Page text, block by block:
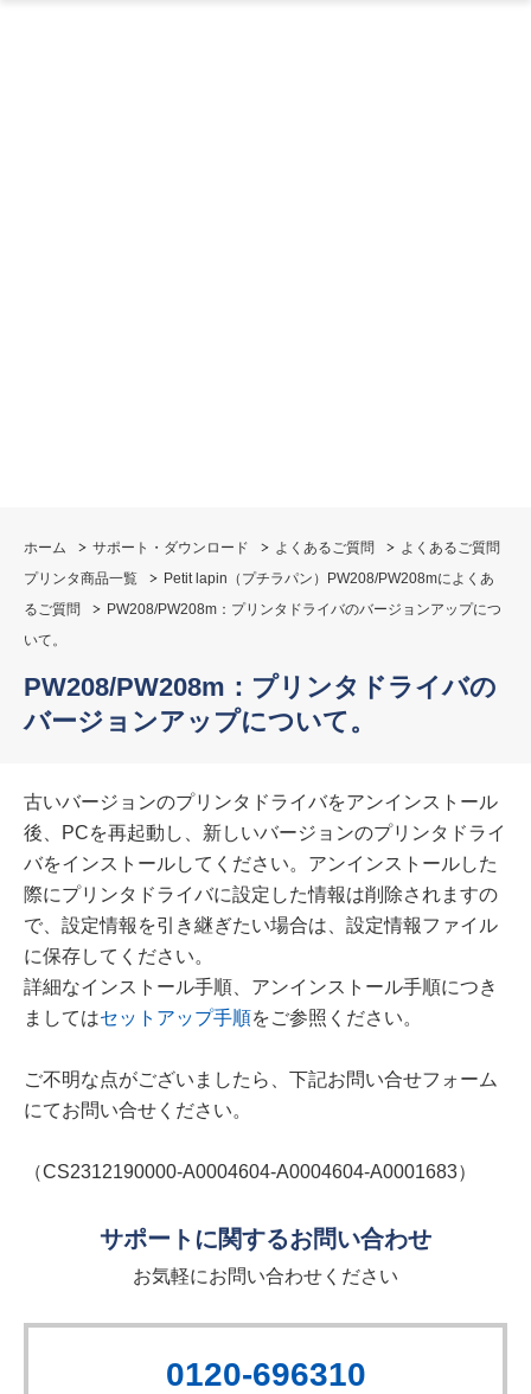
ホーム サポート・ダウンロード よくあるご質問
よくあるご質問
プリンタ商品一覧
Petit lapin（プチラパン）PW208/PW208mによくあ
るご質問
PW208/PW208m：プリンタドライバのバージョンアップにつ
いて。
PW208/PW208m：プリンタドライバの
バージョンアップについて。
古いバージョンのプリンタドライバをアンインストール
後、PCを再起動し、新しいバージョンのプリンタドライ
バをインストールしてください。アンインストールした
際にプリンタドライバに設定した情報は削除されますの
で、設定情報を引き継ぎたい場合は、設定情報ファイル
に保存してください。
詳細なインストール手順、アンインストール手順につき
ましてはセットアップ手順をご参照ください。
ご不明な点がございましたら、下記お問い合せフォーム
にてお問い合せください。
（CS2312190000-A0004604-A0004604-A0001683）
サポートに関するお問い合わせ
お気軽にお問い合わせください
0120-696310